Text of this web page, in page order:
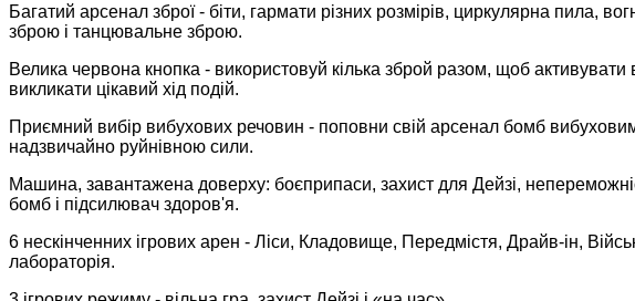
Багатий арсенал зброї - біти, гармати різних розмірів, циркулярна пила,
зброю і танцювальне зброю.
Велика червона кнопка - використовуй кілька зброй разом, щоб активувати
викликати цікавий хід подій.
Приємний вибір вибухових речовин - поповни свій арсенал бомб
надзвичайно руйнівною сили.
Машина, завантажена доверху: боєприпаси, захист для Дейзі,
бомб і підсилювач здоров'я.
6 нескінченних ігрових арен - Ліси, Кладовище, Передмістя, Драйв-ін,
лабораторія.